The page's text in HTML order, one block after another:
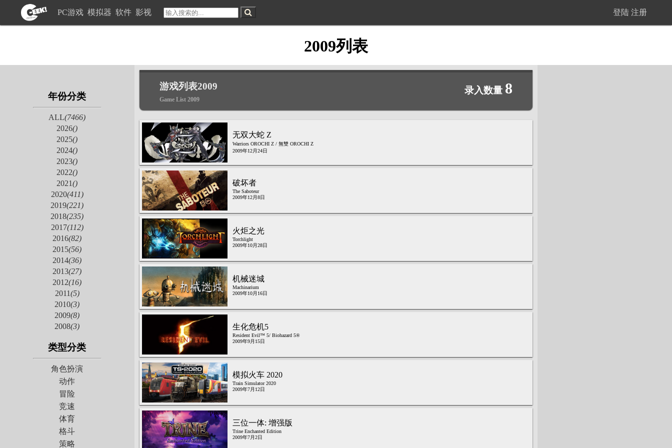
PC游戏 模拟器 软件 影视 登陆 注册
2009列表
年份分类
ALL(7466)
2026()
2025()
2024()
2023()
2022()
2021()
2020(411)
2019(221)
2018(235)
2017(112)
2016(82)
2015(56)
2014(36)
2013(27)
2012(16)
2011(5)
2010(3)
2009(8)
2008(3)
类型分类
角色扮演
动作
冒险
竞速
体育
格斗
策略
游戏列表2009
Game List 2009
录入数量 8
无双大蛇 Z
Warriors OROCHI Z / 無雙 OROCHI Z
2009年12月24日
破坏者
The Saboteur
2009年12月8日
火炬之光
Torchlight
2009年10月28日
机械迷城
Machinarium
2009年10月16日
生化危机5
Resident Evil™ 5/ Biohazard 5®
2009年9月15日
模拟火车 2020
Train Simulator 2020
2009年7月12日
三位一体: 增强版
Trine Enchanted Edition
2009年7月2日